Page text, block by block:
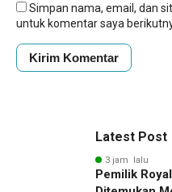
Simpan nama, email, dan
untuk komentar saya
Latest Post
3 jam lalu
Pemilik